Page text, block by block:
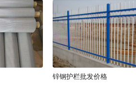
锌钢护栏批发价格